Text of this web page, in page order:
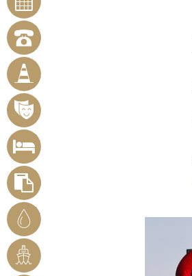
TERMINE
NOTRUFNUMMERN
BÜRGER
MELDEN
MÄNGEL
VERANSTALTUNGSÜBERSICHT
UNTERKUNFT
SUCHEN
FORMULARE
STADTWERKE
BENDORF
RHEINHAFEN